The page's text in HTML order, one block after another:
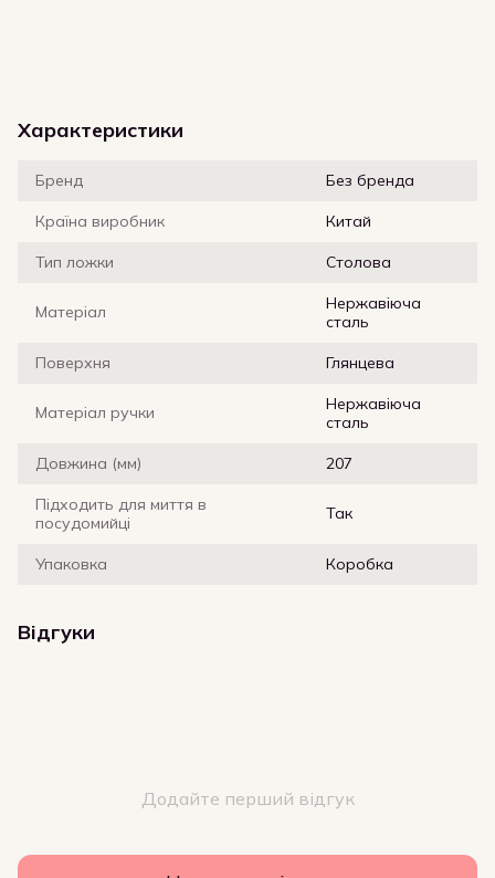
Характеристики
Бренд Без бренда
Країна виробник Китай
Тип ложки Столова
Матеріал
Нержавіюча
сталь
Поверхня Глянцева
Матеріал ручки
Нержавіюча
сталь
Довжина (мм) 207
Підходить для миття в
посудомийці
Так
Упаковка Коробка
Відгуки
Додайте перший відгук